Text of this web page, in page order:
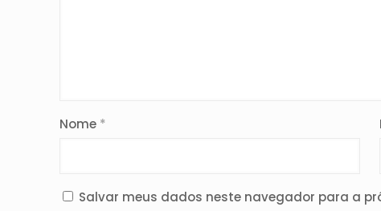
Nome *
Salvar meus dados neste navegador para a